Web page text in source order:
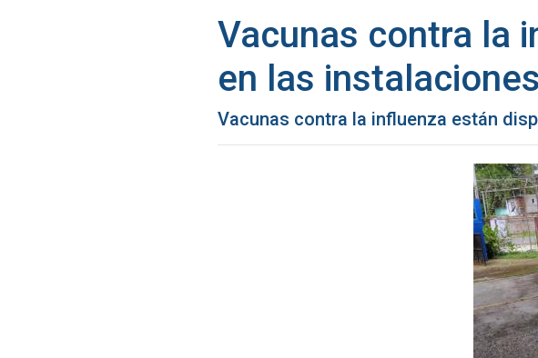
Vacunas contra la
en las
Vacunas contra la influenza están